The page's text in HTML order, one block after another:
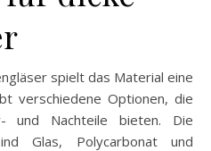
spielt das Material eine
verschiedene Optionen, die
und Nachteile bieten. Die
Glas, Polycarbonat und